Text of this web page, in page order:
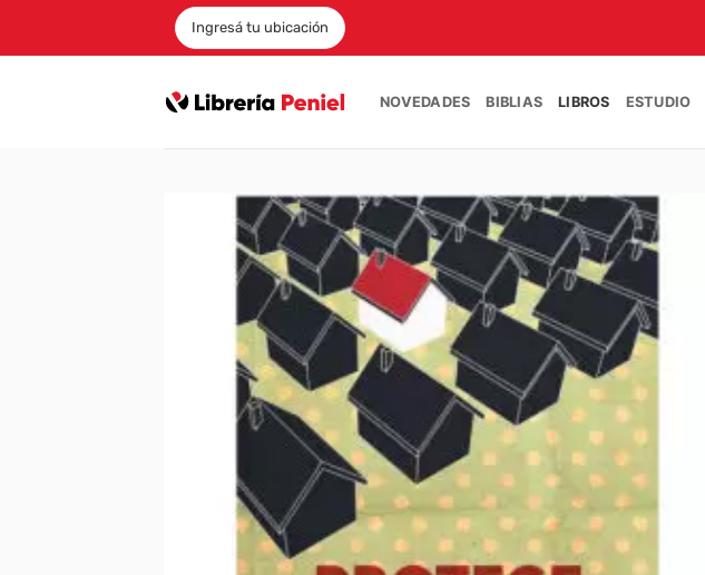
Ingresá tu ubicación
NOVEDADES BIBLIAS LIBROS ESTUDIO